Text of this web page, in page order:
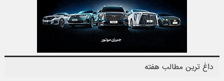
داغ ترین مطالب هفته